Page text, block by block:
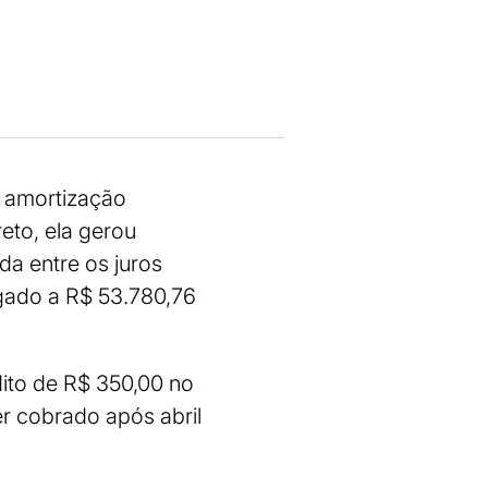
ela gerou
entre os juros
a R$ 53.780,76
de R$ 350,00 no
cobrado após abril